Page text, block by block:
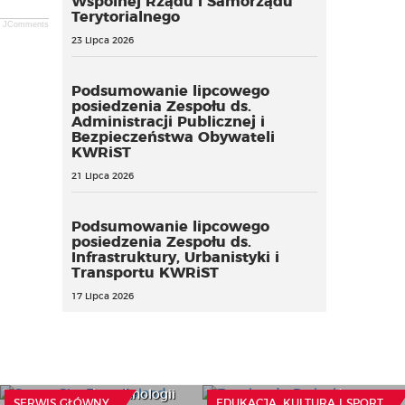
JComments
Terytorialnego
23 Lipca 2026
Podsumowanie lipcowego
posiedzenia Zespołu ds.
Administracji Publicznej i
Bezpieczeństwa Obywateli
KWRiST
21 Lipca 2026
Podsumowanie lipcowego
posiedzenia Zespołu ds.
Infrastruktury, Urbanistyki i
Transportu KWRiST
17 Lipca 2026
najnowszych technologii